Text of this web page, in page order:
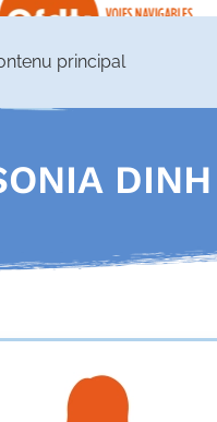
principal
DINH